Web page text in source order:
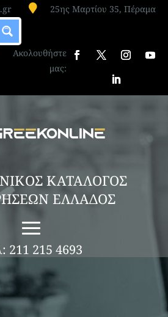
 25ης Μαρτίου 35, Πέραμα
Ακολουθήστε
μας:
ΚΑΤΑΛΟΓΟΣ
ΕΛΛΑΔΟΣ
211 215 4693